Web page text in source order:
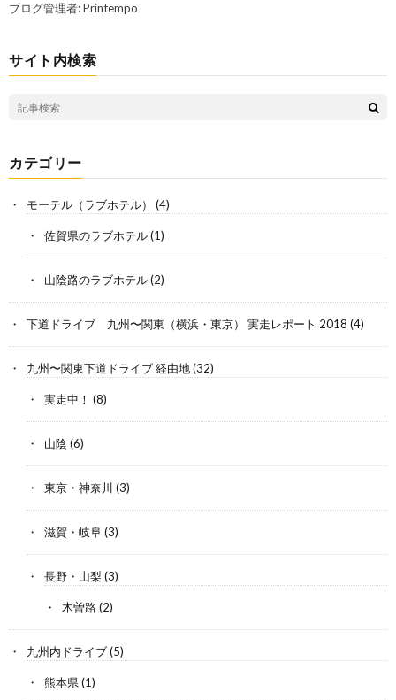
ブログ管理者: Printempo
サイト内検索
カテゴリー
モーテル（ラブホテル） (4)
佐賀県のラブホテル(1)
山陰路のラブホテル(2)
下道ドライブ 九州〜関東（横浜・東京） 実走レポート 2018 (4)
九州〜関東下道ドライブ 経由地(32)
実走中！ (8)
山陰(6)
東京・神奈川 (3)
滋賀・岐阜(3)
長野・山梨(3)
木曽路(2)
九州内ドライブ(5)
熊本県(1)